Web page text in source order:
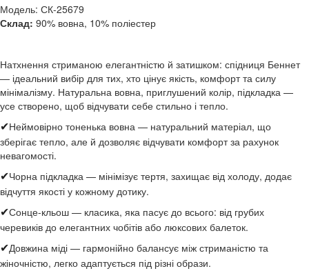
Модель: СК-25679
Склад: 90% вовна, 10% поліестер
Натхнення стриманою елегантністю й затишком: спідниця Беннет
— ідеальний вибір для тих, хто цінує якість, комфорт та силу
мінімалізму. Натуральна вовна, приглушений колір, підкладка —
усе створено, щоб відчувати себе стильно і тепло.
✔Неймовірно тоненька вовна — натуральний матеріал, що
зберігає тепло, але й дозволяє відчувати комфорт за рахунок
невагомості.
✔Чорна підкладка — мінімізує тертя, захищає від холоду, додає
відчуття якості у кожному дотику.
✔Сонце-кльош — класика, яка пасує до всього: від грубих
черевиків до елегантних чобітів або люксових балеток.
✔Довжина міді — гармонійно балансує між стриманістю та
жіночністю, легко адаптується під різні образи.